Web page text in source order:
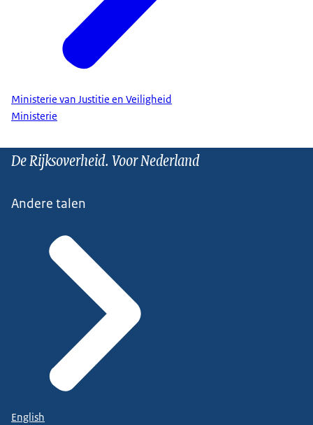
Ministerie van Justitie en Veiligheid
Ministerie
De Rijksoverheid. Voor Nederland
Andere talen
English